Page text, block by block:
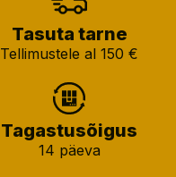
Tasuta tarne
Tellimustele al 150 €
Tagastusõigus
14 päeva